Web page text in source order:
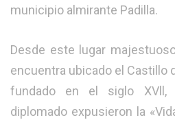
municipio almirante Padilla.
Desde este lugar
encuentra ubicado el Castillo
fundado en el siglo XVll,
diplomado expusieron la